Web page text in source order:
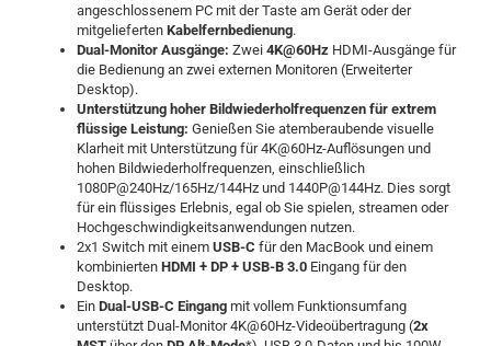
angeschlossenem PC mit der Taste am Gerät oder der
mitgelieferten Kabelfernbedienung.
Dual-Monitor Ausgänge: Zwei 4K@60Hz HDMI-Ausgänge für
die Bedienung an zwei externen Monitoren (Erweiterter
Desktop).
Unterstützung hoher Bildwiederholfrequenzen für extrem
flüssige Leistung: Genießen Sie atemberaubende visuelle
Klarheit mit Unterstützung für 4K@60Hz-Auflösungen und
hohen Bildwiederholfrequenzen, einschließlich
1080P@240Hz/165Hz/144Hz und 1440P@144Hz. Dies sorgt
für ein flüssiges Erlebnis, egal ob Sie spielen, streamen oder
Hochgeschwindigkeitsanwendungen nutzen.
2x1 Switch mit einem USB-C für den MacBook und einem
kombinierten HDMI + DP + USB-B 3.0 Eingang für den
Desktop.
Ein Dual-USB-C Eingang mit vollem Funktionsumfang
unterstützt Dual-Monitor 4K@60Hz-Videoübertragung (2x